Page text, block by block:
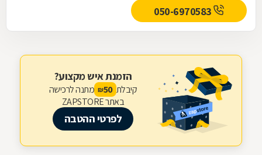
הזמנת איש מקצוע?
קיבלת 50
₪ מתנה לרכישה
באתר ZAPSTORE
לפרטי ההטבה